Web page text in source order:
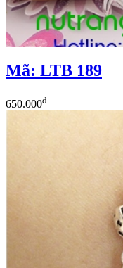
Mã: LTB 189
650.000đ